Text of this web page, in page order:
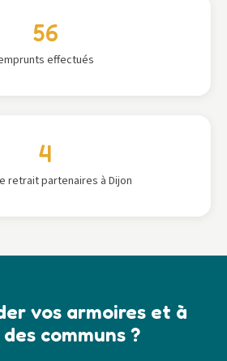
56
effectués
4
retrait partenaires à Dijon
vos armoires et à
communs ?